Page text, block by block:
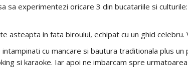
sa experimentezi oricare 3 din bucatariile si
te asteapta in fata biroului, echipat cu un ghid
cu mancare si bautura traditionala plus
si karaoke. Iar apoi ne imbarcam spre